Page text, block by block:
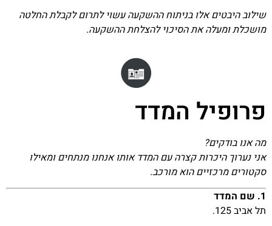
שילוב היבטים אלו בניתוח ההשקעה עשוי לתרום לקבלת החלטה
מושכלת ומעלה את הסיכוי להצלחת ההשקעה.
פרופיל המדד
מה אנו בודקים?
אני נערוך היכרות קצרה עם המדד אותו אנחנו מנתחים ומאילו
סקטורים מרכזיים הוא מורכב.
1. שם המדד
תל אביב 125.